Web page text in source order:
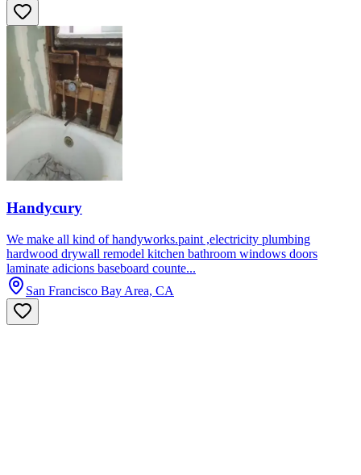
Handycury
We make all kind of handyworks.paint ,electricity plumbing
hardwood drywall remodel kitchen bathroom windows doors
laminate adicions baseboard counte...
San Francisco Bay Area, CA